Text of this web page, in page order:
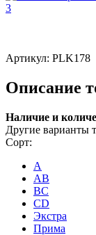
Артикул: PLK178
Описание
Наличие и
Другие варианты
Сорт:
A
AB
ВС
CD
Экстра
Прима